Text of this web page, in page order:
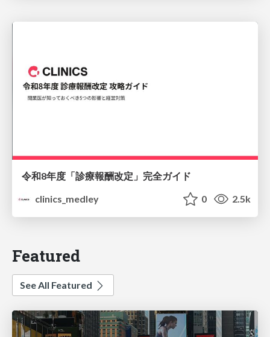
令和8年度「診療報酬改定」完全ガイド
clinics_medley
0 2.5k
Featured
See All Featured